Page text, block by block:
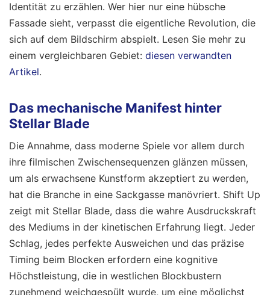
Identität zu erzählen. Wer hier nur eine hübsche
Fassade sieht, verpasst die eigentliche Revolution, die
sich auf dem Bildschirm abspielt. Lesen Sie mehr zu
einem vergleichbaren Gebiet: diesen verwandten
Artikel.
Das mechanische Manifest hinter
Stellar Blade
Die Annahme, dass moderne Spiele vor allem durch
ihre filmischen Zwischensequenzen glänzen müssen,
um als erwachsene Kunstform akzeptiert zu werden,
hat die Branche in eine Sackgasse manövriert. Shift Up
zeigt mit Stellar Blade, dass die wahre Ausdruckskraft
des Mediums in der kinetischen Erfahrung liegt. Jeder
Schlag, jedes perfekte Ausweichen und das präzise
Timing beim Blocken erfordern eine kognitive
Höchstleistung, die in westlichen Blockbustern
zunehmend weichgespült wurde, um eine möglichst